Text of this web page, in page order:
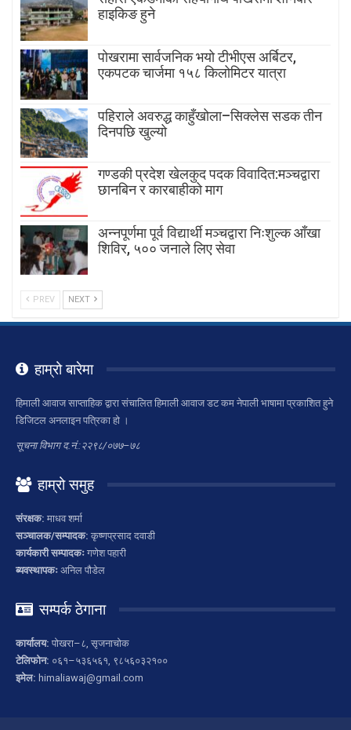
हाइकिङ हुने
पोखरामा सार्वजनिक भयो टीभीएस अर्बिटर,
एकपटक चार्जमा १५८ किलोमिटर यात्रा
पहिराले अवरुद्ध काहुँखोला–सिक्लेस सडक तीन
दिनपछि खुल्यो
गण्डकी प्रदेश खेलकुद पदक विवादित:मञ्चद्वारा
छानबिन र कारबाहीको माग
अन्नपूर्णमा पूर्व विद्यार्थी मञ्चद्वारा निःशुल्क आँखा
शिविर, ५०० जनाले लिए सेवा
PREV NEXT
हाम्रो बारेमा
हिमाली आवाज साप्ताहिक द्वारा संचालित हिमाली आवाज डट कम नेपाली भाषामा प्रकाशित हुने
डिजिटल अनलाइन पत्रिका हो ।
सूचना विभाग द.नं.:२२९८/०७७–७८
हाम्रो समुह
संरक्षक: माधव शर्मा
सञ्चालक/सम्पादक: कृष्णप्रसाद दवाडी
कार्यकारी सम्पादकः गणेश पहारी
ब्यवस्थापकः अनिल पौडेल
सम्पर्क ठेगाना
कार्यालय: पोखरा–८, सृजनाचोक
टेलिफोन: ०६१–५३६५६१, ९८५६०३२१००
इमेल: himaliawaj@gmail.com